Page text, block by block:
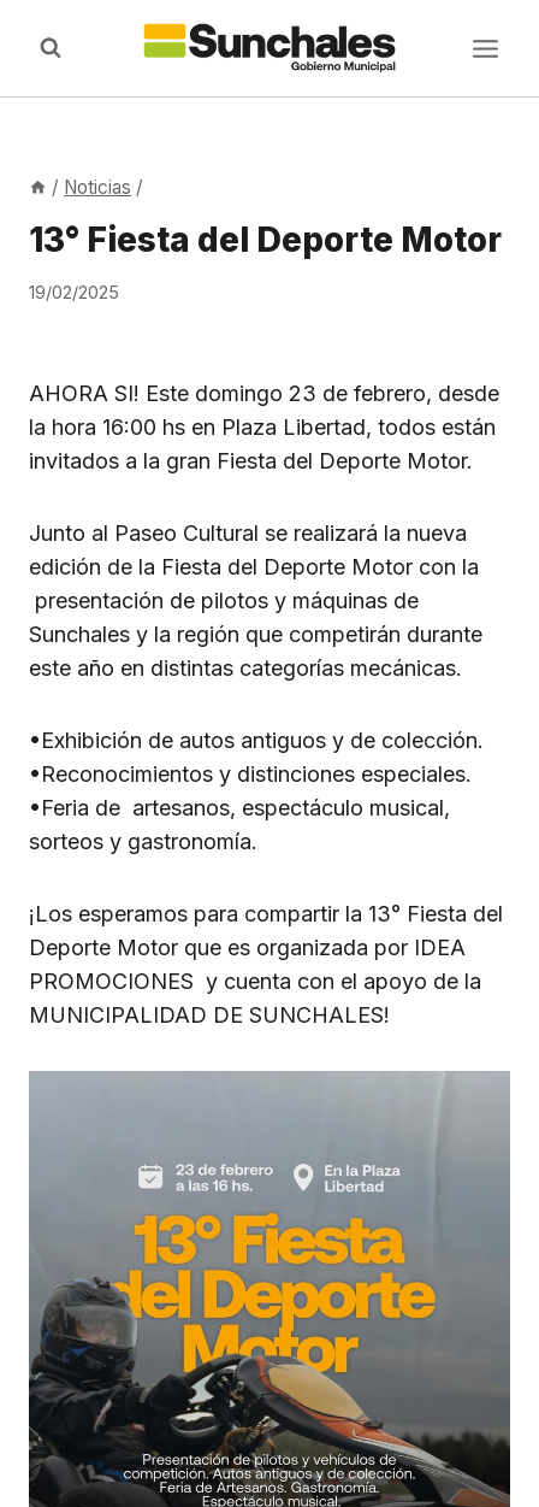
/ Noticias /
13° Fiesta del Deporte Motor
19/02/2025
AHORA SI! Este domingo 23 de febrero, desde
la hora 16:00 hs en Plaza Libertad, todos están
invitados a la gran Fiesta del Deporte Motor.
Junto al Paseo Cultural se realizará la nueva
edición de la Fiesta del Deporte Motor con la
presentación de pilotos y máquinas de
Sunchales y la región que competirán durante
este año en distintas categorías mecánicas.
•Exhibición de autos antiguos y de colección.
•Reconocimientos y distinciones especiales.
•Feria de artesanos, espectáculo musical,
sorteos y gastronomía.
¡Los esperamos para compartir la 13° Fiesta del
Deporte Motor que es organizada por IDEA
PROMOCIONES y cuenta con el apoyo de la
MUNICIPALIDAD DE SUNCHALES!